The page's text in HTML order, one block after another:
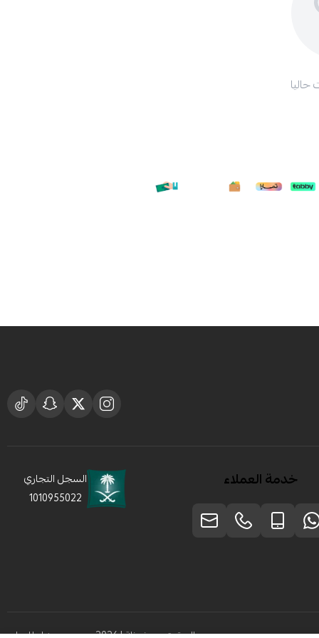
حاليا
خدمة العملاء
السجل التجاري
1010955022